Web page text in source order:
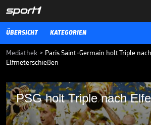
ÜBERSICHT KATEGORIEN
Mediathek > Paris Saint-Germain holt Triple
Elfmeterschießen
PSG holt Triple nach
PSG holt Triple nach Elfer-
Paris Saint-Germain hat das Finale der Coupe
Olympique Lyon im Elfmeterschießen mit 6:5